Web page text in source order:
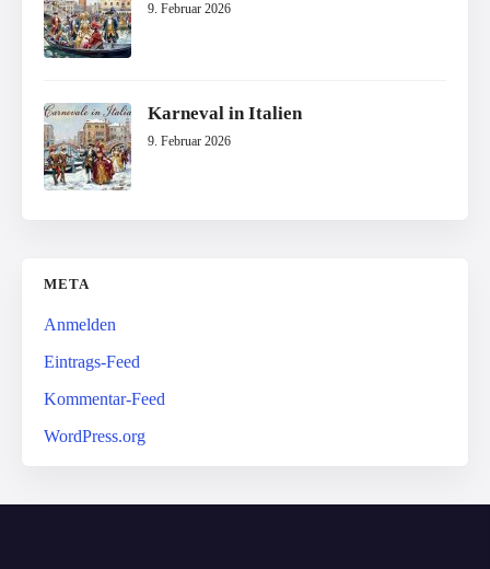
9. Februar 2026
Karneval in Italien
9. Februar 2026
META
Anmelden
Eintrags-Feed
Kommentar-Feed
WordPress.org